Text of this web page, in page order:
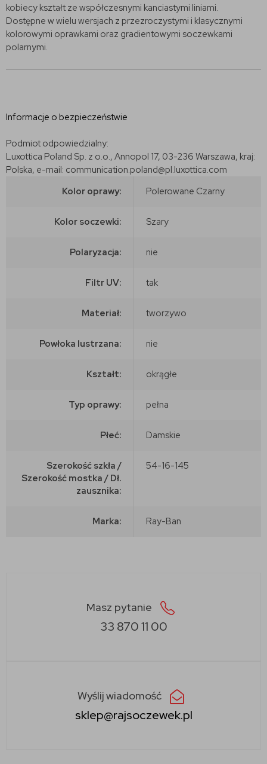
kobiecy kształt ze współczesnymi kanciastymi liniami.
Dostępne w wielu wersjach z przezroczystymi i klasycznymi
kolorowymi oprawkami oraz gradientowymi soczewkami
polarnymi.
Informacje o bezpieczeństwie
Podmiot odpowiedzialny:
Luxottica Poland Sp. z o.o., Annopol 17, 03-236 Warszawa, kraj:
Polska, e-mail: communication.poland@pl.luxottica.com
Kolor oprawy:
Polerowane Czarny
Kolor soczewki: Szary
Polaryzacja: nie
Filtr UV: tak
Materiał: tworzywo
Powłoka lustrzana: nie
Kształt: okrągłe
Typ oprawy: pełna
Płeć: Damskie
Szerokość szkła /
Szerokość mostka / Dł.
zausznika:
54-16-145
Marka: Ray-Ban
Masz pytanie
33 870 11 00
Wyślij wiadomość
sklep@rajsoczewek.pl